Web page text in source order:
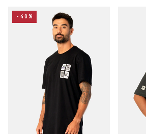
-40%